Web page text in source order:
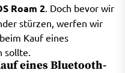
Roam 2 . Doch bevor wir
stürzen, werfen wir
Kauf eines
sollte.
eines Bluetooth-